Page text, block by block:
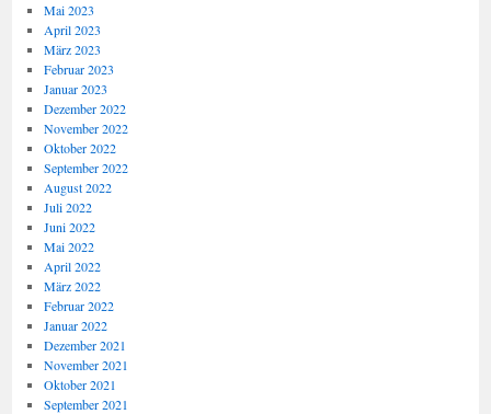
Mai 2023
April 2023
März 2023
Februar 2023
Januar 2023
Dezember 2022
November 2022
Oktober 2022
September 2022
August 2022
Juli 2022
Juni 2022
Mai 2022
April 2022
März 2022
Februar 2022
Januar 2022
Dezember 2021
November 2021
Oktober 2021
September 2021